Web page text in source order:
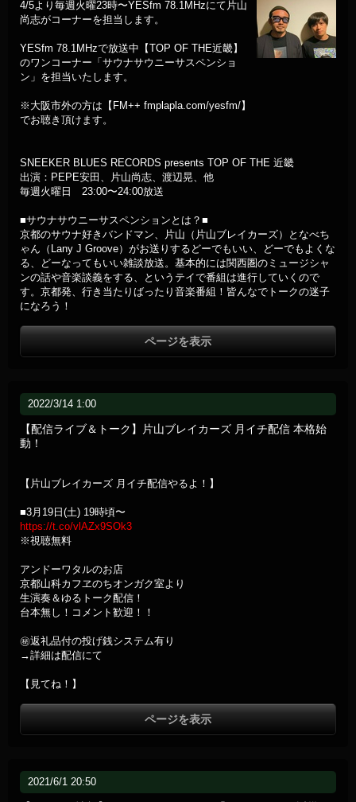
4/5より毎週火曜23時〜YESfm 78.1MHzにて片山
尚志がコーナーを担当します。
YESfm 78.1MHzで放送中【TOP OF THE近畿】
のワンコーナー「サウナサウニーサスペンショ
ン」を担当いたします。
※大阪市外の方は【FM++ fmplapla.com/yesfm/】
でお聴き頂けます。
SNEEKER BLUES RECORDS presents TOP OF THE 近畿
出演：PEPE安田、片山尚志、渡辺晃、他
毎週火曜日 23:00〜24:00放送
■サウナサウニーサスペンションとは？■
京都のサウナ好きバンドマン、片山（片山ブレイカーズ）となべち
ゃん（Lany J Groove）がお送りするどーでもいい、どーでもよくな
る、どーなってもいい雑談放送。基本的には関西圏のミュージシャ
ンの話や音楽談義をする、というテイで番組は進行していくので
す。京都発、行き当たりばったり音楽番組！皆んなでトークの迷子
になろう！
ページを表示
2022/3/14 1:00
【配信ライブ＆トーク】片山ブレイカーズ 月イチ配信 本格始
動！
【片山ブレイカーズ 月イチ配信やるよ！】
■3月19日(土) 19時頃〜
https://t.co/vlAZx9SOk3
※視聴無料
アンドーワタルのお店
京都山科カフヱのちオンガク室より
生演奏＆ゆるトーク配信！
台本無し！コメント歓迎！！
㊙返礼品付の投げ銭システム有り
→詳細は配信にて
【見てね！】
ページを表示
2021/6/1 20:50